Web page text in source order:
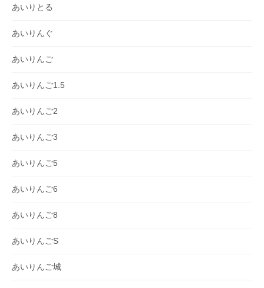
あいりとる
あいりんぐ
あいりんご
あいりんご1.5
あいりんご2
あいりんご3
あいりんご5
あいりんご6
あいりんご8
あいりんごS
あいりんご城